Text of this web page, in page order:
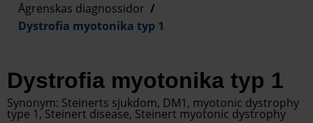
Ågrenskas diagnossidor
Dystrofia myotonika typ 1
Dystrofia myotonika typ 1
Synonym: Steinerts sjukdom, DM1, myotonic dystrophy
type 1, Steinert disease, Steinert myotonic dystrophy